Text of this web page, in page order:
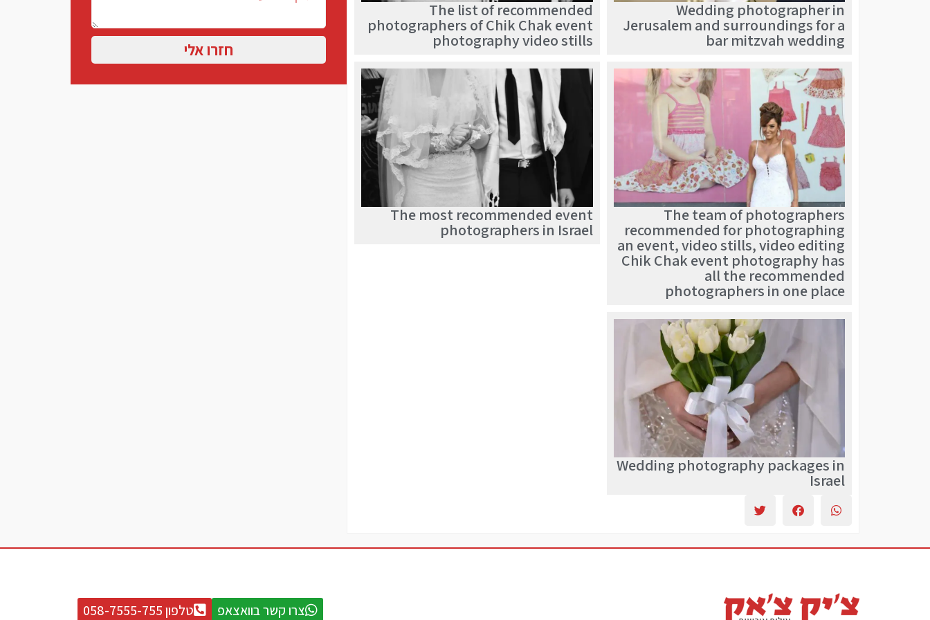
Wedding photographer in
Jerusalem and surroundings for a
bar mitzvah wedding
The list of recommended
photographers of Chik Chak event
photography video stills
The team of photographers
recommended for photographing
an event, video stills, video editing
Chik Chak event photography has
all the recommended
photographers in one place
The most recommended event
photographers in Israel
Wedding photography packages in
Israel
חזרו אלי
צרו קשר בוואצאפ טלפון 058-7555-755